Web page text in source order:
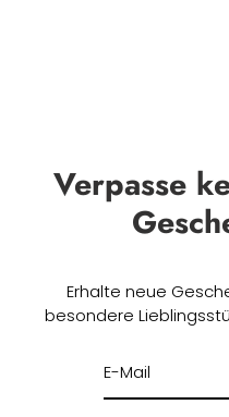
Verpasse
Erhalte neue
besondere